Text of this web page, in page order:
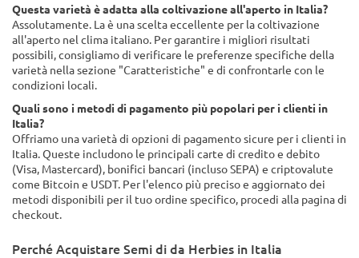
Questa varietà è adatta alla coltivazione all'aperto in Italia?
Assolutamente. La è una scelta eccellente per la coltivazione
all'aperto nel clima italiano. Per garantire i migliori risultati
possibili, consigliamo di verificare le preferenze specifiche della
varietà nella sezione "Caratteristiche" e di confrontarle con le
condizioni locali.
Quali sono i metodi di pagamento più popolari per i clienti in
Italia?
Offriamo una varietà di opzioni di pagamento sicure per i clienti in
Italia. Queste includono le principali carte di credito e debito
(Visa, Mastercard), bonifici bancari (incluso SEPA) e criptovalute
come Bitcoin e USDT. Per l'elenco più preciso e aggiornato dei
metodi disponibili per il tuo ordine specifico, procedi alla pagina di
checkout.
Perché Acquistare Semi di da Herbies in Italia